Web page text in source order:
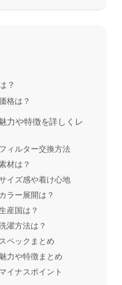
？
格は？
力や特徴を詳しくレ
ィルター交換方法
材は？
イズ感や着け心地
ラー展開は？
産国は？
濯方法は？
ペックまとめ
力や特徴まとめ
イナスポイント